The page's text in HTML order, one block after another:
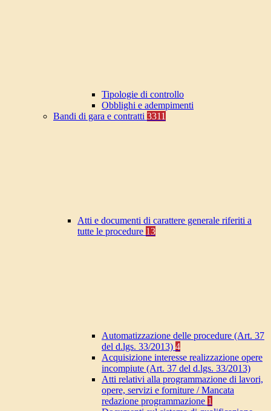
Tipologie di controllo
Obblighi e adempimenti
Bandi di gara e contratti 3311
Atti e documenti di carattere generale riferiti a
tutte le procedure 13
Automatizzazione delle procedure (Art. 37
del d.lgs. 33/2013) 4
Acquisizione interesse realizzazione opere
incompiute (Art. 37 del d.lgs. 33/2013)
Atti relativi alla programmazione di lavori,
opere, servizi e forniture / Mancata
redazione programmazione 1